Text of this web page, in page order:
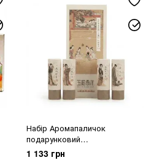
Набір Аромапаличок
подарунковий
"Благословіння"
1 133 грн